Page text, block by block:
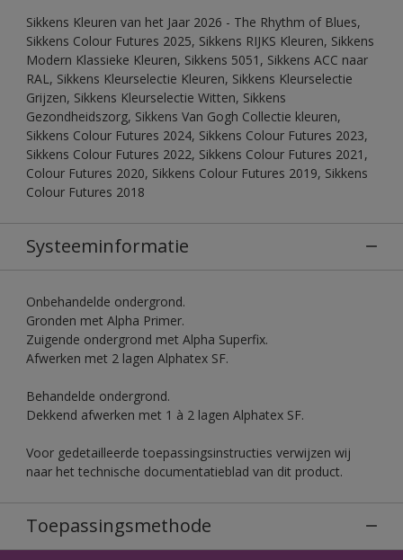
Sikkens Kleuren van het Jaar 2026 - The Rhythm of Blues,
Sikkens Colour Futures 2025, Sikkens RIJKS Kleuren, Sikkens
Modern Klassieke Kleuren, Sikkens 5051, Sikkens ACC naar
RAL, Sikkens Kleurselectie Kleuren, Sikkens Kleurselectie
Grijzen, Sikkens Kleurselectie Witten, Sikkens
Gezondheidszorg, Sikkens Van Gogh Collectie kleuren,
Sikkens Colour Futures 2024, Sikkens Colour Futures 2023,
Sikkens Colour Futures 2022, Sikkens Colour Futures 2021,
Colour Futures 2020, Sikkens Colour Futures 2019, Sikkens
Colour Futures 2018
Systeeminformatie
Onbehandelde ondergrond.
Gronden met Alpha Primer.
Zuigende ondergrond met Alpha Superfix.
Afwerken met 2 lagen Alphatex SF.
Behandelde ondergrond.
Dekkend afwerken met 1 à 2 lagen Alphatex SF.
Voor gedetailleerde toepassingsinstructies verwijzen wij
naar het technische documentatieblad van dit product.
Toepassingsmethode